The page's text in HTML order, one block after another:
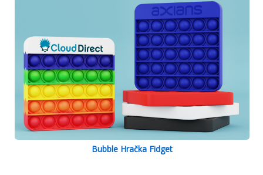
Bubble Hračka Fidget